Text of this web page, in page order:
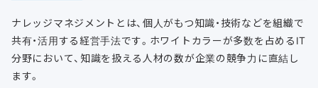
ナレッジマネジメントとは、個人がもつ知識・技術などを組織で
共有・活用する経営手法です。ホワイトカラーが多数を占めるIT
分野において、知識を扱える人材の数が企業の競争力に直結し
ます。